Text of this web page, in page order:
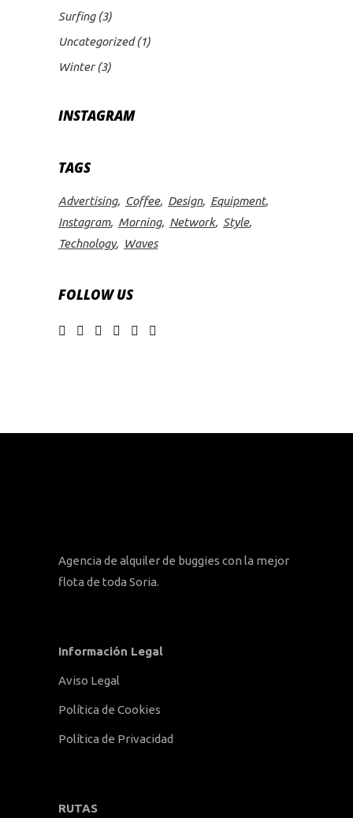
Surfing(3)
Uncategorized(1)
Winter(3)
INSTAGRAM
TAGS
Advertising Coffee Design
Equipment
Instagram
Morning Network
Style
Technology
Waves
FOLLOW US
Agencia de alquiler de buggies con la mejor
flota de toda Soria.
Información Legal
Aviso Legal
Política de Cookies
Política de Privacidad
RUTAS